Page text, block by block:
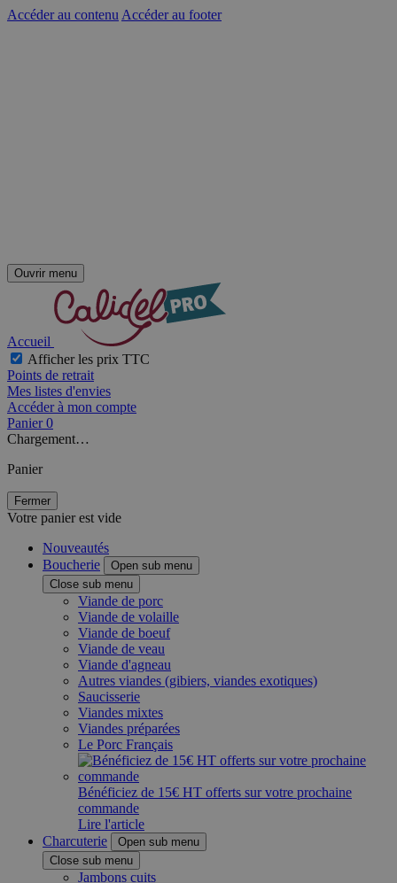
Accéder au contenu Accéder au footer
Ouvrir menu
Accueil
Afficher les prix TTC
Points de retrait
Mes listes d'envies
Accéder à mon compte
Panier 0
Chargement…
Panier
Fermer
Votre panier est vide
Nouveautés
Boucherie
Open sub menu
Close sub menu
Viande de porc
Viande de volaille
Viande de boeuf
Viande de veau
Viande d'agneau
Autres viandes (gibiers, viandes exotiques)
Saucisserie
Viandes mixtes
Viandes préparées
Le Porc Français
Bénéficiez de 15€ HT offerts sur votre prochaine
commande
Lire l'article
Charcuterie
Open sub menu
Close sub menu
Jambons cuits